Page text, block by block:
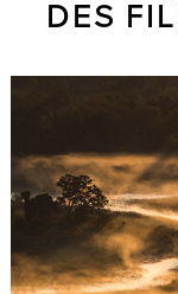
DES